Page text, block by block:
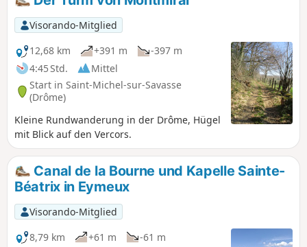
Visorando-Mitglied
12,68 km
+391 m
-397 m
4:45 Std.
Mittel
Start in Saint-Michel-sur-Savasse
(Drôme)
Kleine Rundwanderung in der Drôme, Hügel
mit Blick auf den Vercors.
Canal de la Bourne und Kapelle Sainte-
Béatrix in Eymeux
Visorando-Mitglied
8,79 km
+61 m
-61 m